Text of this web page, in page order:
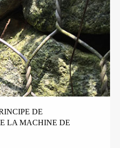
DE
LA MACHINE DE